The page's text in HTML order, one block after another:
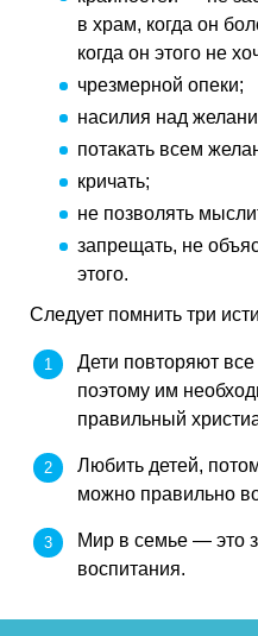
в храм, когда он
когда он этого не
чрезмерной опеки;
насилия над
потакать всем
кричать;
не позволять
запрещать, не
этого.
Следует помнить три
Дети повторяют
поэтому им
правильный
Любить детей,
можно правильно
Мир в семье — это
воспитания.